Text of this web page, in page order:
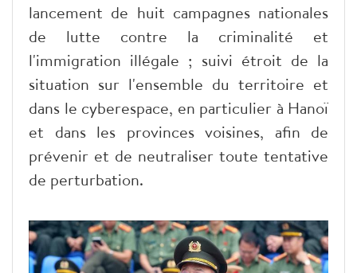
lancement de huit campagnes nationales
de lutte contre la criminalité et
l'immigration illégale ; suivi étroit de la
situation sur l'ensemble du territoire et
dans le cyberespace, en particulier à Hanoï
et dans les provinces voisines, afin de
prévenir et de neutraliser toute tentative
de perturbation.